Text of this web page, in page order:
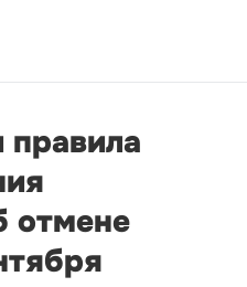
отмене